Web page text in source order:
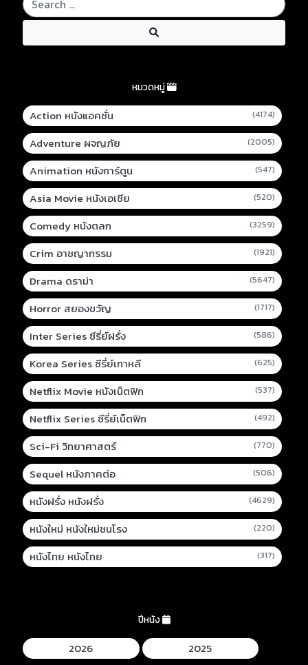
หมวดหมู่
Action หนังแอคชั่น (4174)
Adventure ผจญภัย (2005)
Animation หนังการ์ตูน (547)
Asia Movie หนังเอเชีย (520)
Comedy หนังตลก (3259)
Crim อาชญากรรม (1921)
Drama ดราม่า (5647)
Horror สยองขวัญ (1717)
Inter Series ซีรี่ย์ฝรั่ง (586)
Korea Series ซีรี่ย์เกาหลี (625)
Netflix Movie หนังเน็ตฟิก (537)
Netflix Series ซีรี่ย์เน็ตฟิก (492)
Sci-Fi วิทยาศาสตร์ (770)
Sequel หนังภาคต่อ (506)
หนังฝรั่ง หนังฝรั่ง (4629)
หนังใหม่ หนังใหม่ชนโรง (220)
หนังไทย หนังไทย (317)
ปีหนัง
2026
2025